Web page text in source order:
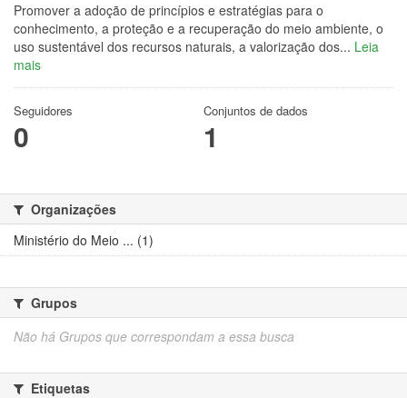
Promover a adoção de princípios e estratégias para o
conhecimento, a proteção e a recuperação do meio ambiente, o
uso sustentável dos recursos naturais, a valorização dos... Leia
mais
Seguidores
0
Conjuntos de dados
1
Organizações
Ministério do Meio ... (1)
Grupos
Não há Grupos que correspondam a essa busca
Etiquetas